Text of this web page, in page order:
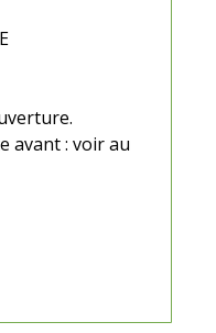
avant : voir au